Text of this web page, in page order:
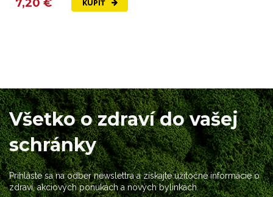
7,20 € KÚPIŤ
Všetko o zdraví do vašej
schránky
Prihláste sa na odber newslettra a získajte užitočné informácie o
zdraví, akciových ponukách a nových bylinkách.